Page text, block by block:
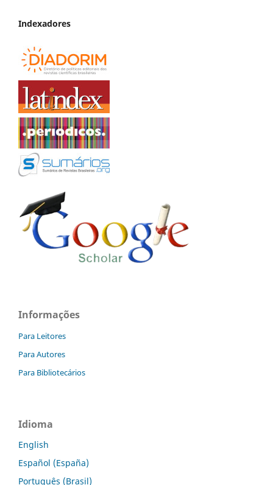
Indexadores
Informações
Para Leitores
Para Autores
Para Bibliotecários
Idioma
English
Español (España)
Português (Brasil)